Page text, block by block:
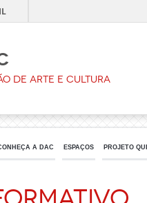
de Arte e Cultura
A DAC ESPAÇOS PROJETO